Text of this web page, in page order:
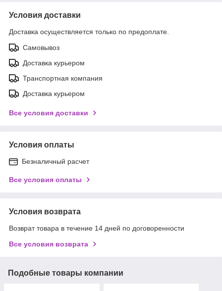
Условия доставки
Доставка осуществляется только по предоплате.
Самовывоз
Доставка курьером
Транспортная компания
Доставка курьером
Все условия доставки
Условия оплаты
Безналичный расчет
Все условия оплаты
Условия возврата
Возврат товара в течение 14 дней по договоренности
Все условия возврата
Подобные товары компании